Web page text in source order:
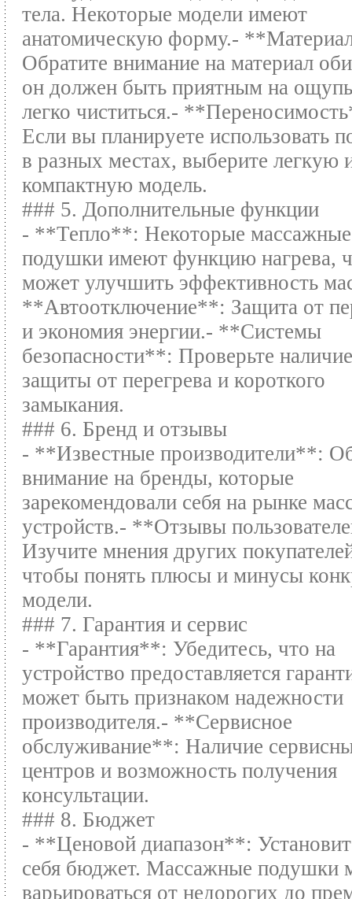
тела. Некоторые модели имеют
анатомическую форму.-
Обратите внимание на материал
он должен быть приятным на
легко чиститься.-
Если вы планируете использовать
в разных местах, выберите легкую
компактную модель.
### 5. Дополнительные функции
- **Тепло**: Некоторые массажные
подушки имеют функцию нагрева,
может улучшить эффективность
**Автоотключение**: Защита от
и экономия энергии.- **Системы
безопасности**: Проверьте наличие
защиты от перегрева и короткого
замыкания.
### 6. Бренд и отзывы
- **Известные производители**:
внимание на бренды, которые
зарекомендовали себя на рынке
устройств.- **Отзывы
Изучите мнения других
чтобы понять плюсы и минусы
модели.
### 7. Гарантия и сервис
- **Гарантия**: Убедитесь, что на
устройство предоставляется
может быть признаком надежности
производителя.- **Сервисное
обслуживание**: Наличие
центров и возможность получения
консультации.
### 8. Бюджет
- **Ценовой диапазон**:
себя бюджет. Массажные подушки
варьироваться от недорогих до